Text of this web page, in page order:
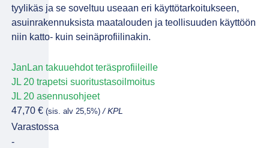
tyylikäs ja se soveltuu useaan eri käyttötarkoitukseen,
asuinrakennuksista maatalouden ja teollisuuden käyttöön
niin katto- kuin seinäprofiilinakin.
JanLan takuuehdot teräsprofiileille
JL 20 trapetsi suoritustasoilmoitus
JL 20 asennusohjeet
47,70 € (sis. alv 25,5%)/ KPL
Varastossa
-